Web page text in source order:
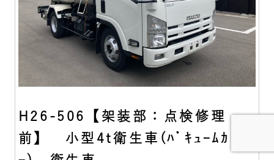
H26-506【架装部：点検修理
前】 小型4t衛生車(ﾊﾞｷｭｰﾑｶ